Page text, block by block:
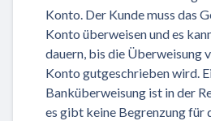
Konto. Der Kunde muss das
Konto überweisen und es
dauern, bis die Überweisung
Konto gutgeschrieben wird.
Banküberweisung ist in der
es gibt keine Begrenzung für